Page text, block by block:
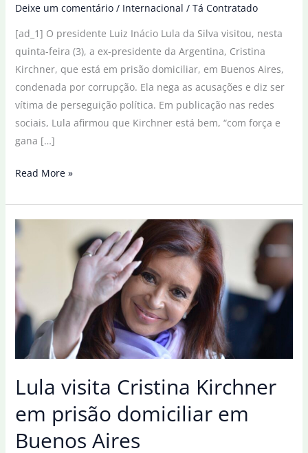
Deixe um comentário / Internacional / Tá Contratado
[ad_1] O presidente Luiz Inácio Lula da Silva visitou, nesta
quinta-feira (3), a ex-presidente da Argentina, Cristina
Kirchner, que está em prisão domiciliar, em Buenos Aires,
condenada por corrupção. Ela nega as acusações e diz ser
vítima de perseguição política. Em publicação nas redes
sociais, Lula afirmou que Kirchner está bem, “com força e
gana […]
Cristina
está
luta,
diz
Lula
após
visita
Read More »
Lula visita Cristina Kirchner
em prisão domiciliar em
Buenos Aires